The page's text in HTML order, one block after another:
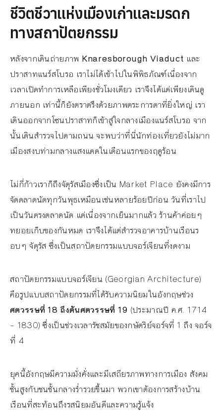
ชีวิตชีวาแห่งเมืองเก่าและมรดก
ทางสถาปัตยกรรม
หลังจากเดินถ่ายภาพ Knaresborough Viaduct และ
ปราสาทแนร์สโบรอ เราไม่ได้เข้าไปในพิพิธภัณฑ์เนื่องจาก
เวลาเปิดทำการเหลือเพียงชั่วโมงเดียว เราจึงได้แต่เพียงเดินดู
ภายนอก เท่านี้ก็ยังตราตรึงด้วยภาพตระการตาที่ยิ่งใหญ่ เรา
เดินออกจากโซนปราสาทก็เข้าสู่ใจกลางเมืองแนร์สโบรอ จาก
นั้นเดินสำรวจไปตามถนน จะพบว่าที่นี่นักท่องเที่ยวยังไม่มาก
เมืองสงบท่ามกลางแสงแดดในเดือนแรกของฤดูร้อน
ไม่กี่ก้าวเราก็ถึงจัตุรัสเมืองซึ่งเป็น Market Place ยังคงมีการ
จัดตลาดนัดทุกวันพุธเหมือนเช่นหลายร้อยปีก่อน วันที่เราไป
เป็นวันตรงตลาดนัด แต่เนื่องจากเย็นมากแล้ว ร้านค้าค่อยๆ
ทยอยเก็บของกันหมด เราจึงได้แต่สำรวจอาคารบ้านเรือนร
อบๆ จัตุรัส ซึ่งเป็นสถาปัตยกรรมแบบจอร์เจียนที่งดงาม
สถาปัตยกรรมแบบจอร์เจียน (Georgian Architecture)
คือรูปแบบสถาปัตยกรรมที่ได้รับความนิยมในอังกฤษช่วง
ศตวรรษที่ 18 ถึงต้นศตวรรษที่ 19 (ประมาณปี ค.ศ. 1714
– 1830) ซึ่งเป็นช่วงเวลารัชสมัยของกษัตริย์จอร์จที่ 1 ถึง จอร์จ
ที่ 4
ยุคนี้อังกฤษมีความมั่งคั่งและมีเสถียรภาพทางการเมือง สังคม
ชั้นสูงกับชนชั้นกลางร่ำรวยขึ้นมา พวกเขาต้องการสร้างบ้าน
เรือนที่สะท้อนถึงรสนิยมอันดีและความรู้แจ้ง